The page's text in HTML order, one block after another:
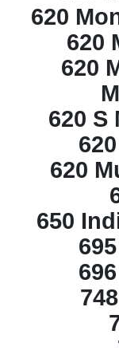
620
620
620
620 S
620
650